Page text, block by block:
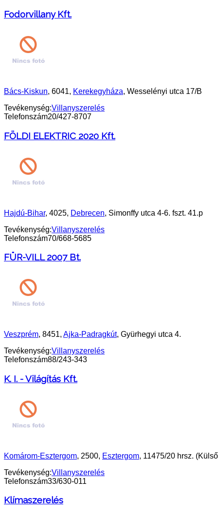
Fodorvillany Kft.
Bács-Kiskun, 6041, Kerekegyháza, Wesselényi utca 17/B
Tevékenység:Villanyszerelés
Telefonszám20/427-8707
FÖLDI ELEKTRIC 2020 Kft.
Hajdú-Bihar, 4025, Debrecen, Simonffy utca 4-6. fszt. 41.p
Tevékenység:Villanyszerelés
Telefonszám70/668-5685
FÜR-VILL 2007 Bt.
Veszprém, 8451, Ajka-Padragkút, Gyürhegyi utca 4.
Tevékenység:Villanyszerelés
Telefonszám88/243-343
K. I. - Világítás Kft.
Komárom-Esztergom, 2500, Esztergom, 11475/20 hrsz.
Tevékenység:Villanyszerelés
Telefonszám33/630-011
Klímaszerelés